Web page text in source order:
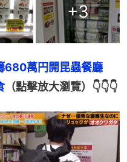
+3
680萬円開昆蟲餐廳
（點擊放大瀏覽）👇👇👇